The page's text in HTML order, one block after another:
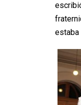
estaba